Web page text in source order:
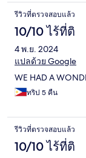
spacious and
to help; even
or restaurant;
coffee shops
heart of the
here again and
รีวิวที่ตรวจสอบแล้ว
10/10 ไร้ที่ติ
4 พ.ย. 2024
แปลด้วย Google
WE HAD A
ทริป 5 คืน
รีวิวที่ตรวจสอบแล้ว
10/10 ไร้ที่ติ